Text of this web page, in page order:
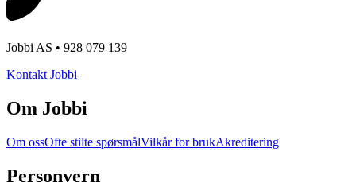
Jobbi AS • 928 079 139
Kontakt Jobbi
Om Jobbi
Om ossOfte stilte spørsmålVilkår for brukAkreditering
Personvern